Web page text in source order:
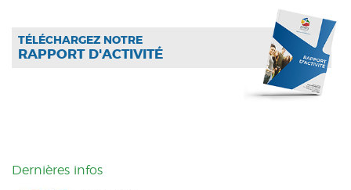
TÉLÉCHARGEZ NOTRE
RAPPORT D'ACTIVITÉ
Dernières infos